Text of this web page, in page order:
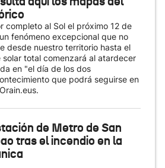
completo al Sol el próximo 12 de
fenómeno excepcional que no
desde nuestro territorio hasta el
solar total comenzará al atardecer
en "el día de los dos
que podrá seguirse en
de Metro de San
tras el incendio en la